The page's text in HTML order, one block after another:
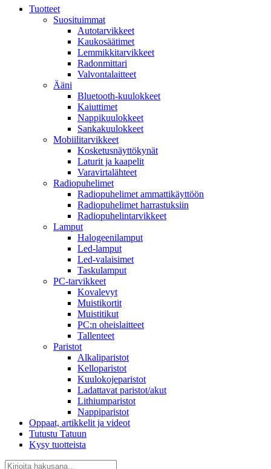
Tuotteet
Suosituimmat
Autotarvikkeet
Kaukosäätimet
Lemmikkitarvikkeet
Radonmittari
Valvontalaitteet
Ääni
Bluetooth-kuulokkeet
Kaiuttimet
Nappikuulokkeet
Sankakuulokkeet
Mobiilitarvikkeet
Kosketusnäyttökynät
Laturit ja kaapelit
Varavirtalähteet
Radiopuhelimet
Radiopuhelimet ammattikäyttöön
Radiopuhelimet harrastuksiin
Radiopuhelintarvikkeet
Lamput
Halogeenilamput
Led-lamput
Led-valaisimet
Taskulamput
PC-tarvikkeet
Kovalevyt
Muistikortit
Muistitikut
PC:n oheislaitteet
Tallenteet
Paristot
Alkaliparistot
Kelloparistot
Kuulokojeparistot
Ladattavat paristot/akut
Lithiumparistot
Nappiparistot
Oppaat, artikkelit ja videot
Tutustu Tatuun
Kysy tuotteista